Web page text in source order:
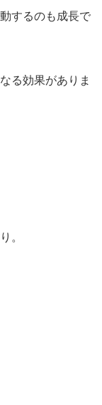
するのも成長で
る効果がありま
。